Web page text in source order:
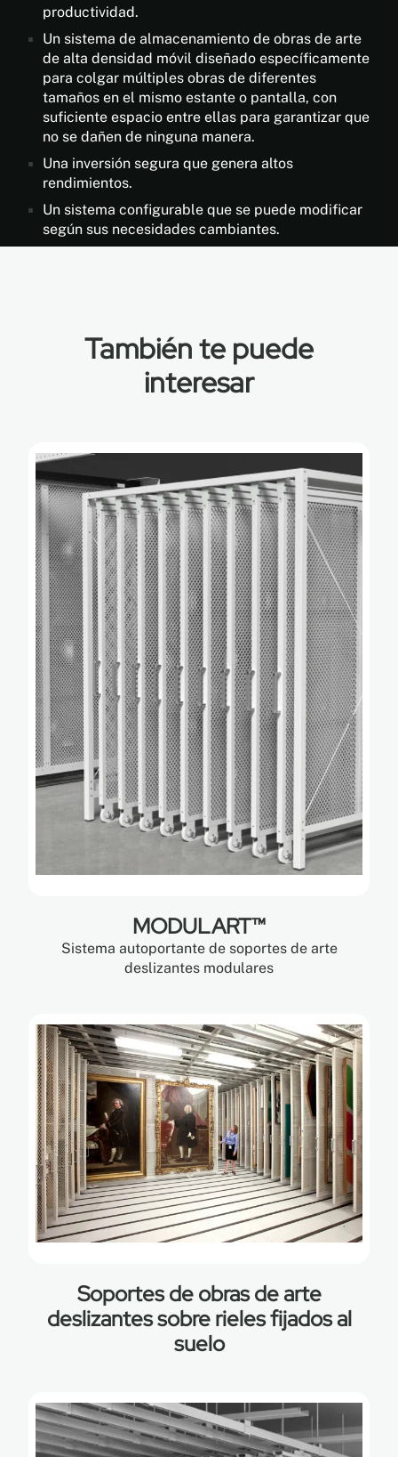
productividad.
Un sistema de almacenamiento de obras de arte
de alta densidad móvil diseñado específicamente
para colgar múltiples obras de diferentes
tamaños en el mismo estante o pantalla, con
suficiente espacio entre ellas para garantizar que
no se dañen de ninguna manera.
Una inversión segura que genera altos
rendimientos.
Un sistema configurable que se puede modificar
según sus necesidades cambiantes.
También te puede
interesar
MODULART™
Sistema autoportante de soportes de arte
deslizantes modulares
Soportes de obras de arte
deslizantes sobre rieles fijados al
suelo